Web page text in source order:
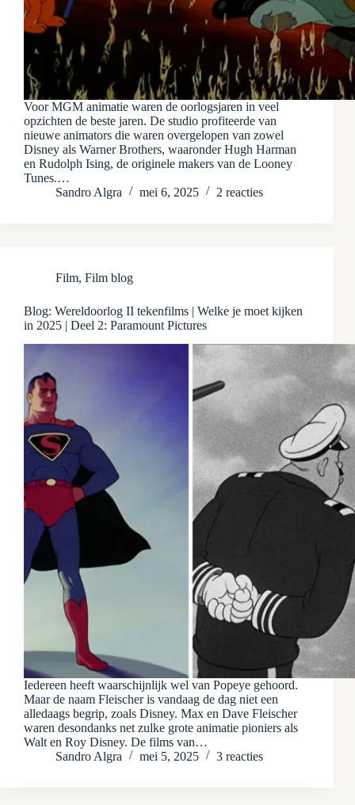
Voor MGM animatie waren de oorlogsjaren in veel
opzichten de beste jaren. De studio profiteerde van
nieuwe animators die waren overgelopen van zowel
Disney als Warner Brothers, waaronder Hugh Harman
en Rudolph Ising, de originele makers van de Looney
Tunes.…
Sandro Algra
mei 6, 2025 2 reacties
Film, Film blog
Blog: Wereldoorlog II tekenfilms | Welke je moet kijken
in 2025 | Deel 2: Paramount Pictures
Iedereen heeft waarschijnlijk wel van Popeye gehoord.
Maar de naam Fleischer is vandaag de dag niet een
alledaags begrip, zoals Disney. Max en Dave Fleischer
waren desondanks net zulke grote animatie pioniers als
Walt en Roy Disney. De films van…
Sandro Algra
mei 5, 2025 3 reacties